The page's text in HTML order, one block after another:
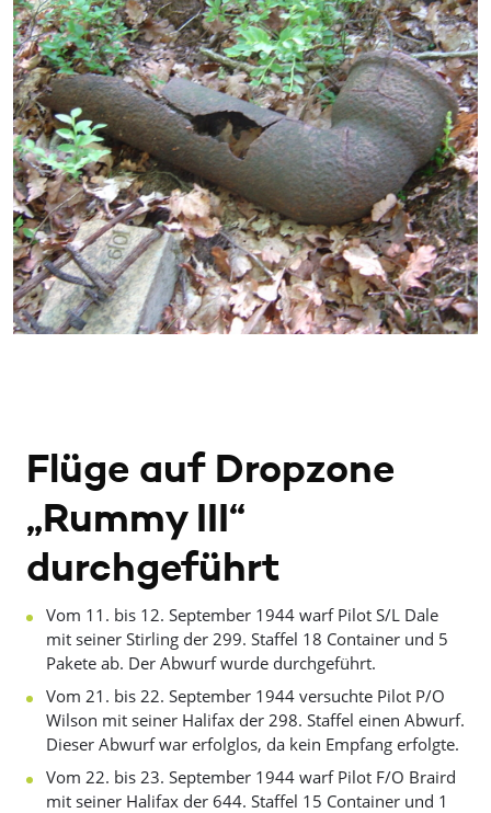
Flüge auf Dropzone
„Rummy III“
durchgeführt
Vom 11. bis 12. September 1944 warf Pilot S/L Dale
mit seiner Stirling der 299. Staffel 18 Container und 5
Pakete ab. Der Abwurf wurde durchgeführt.
Vom 21. bis 22. September 1944 versuchte Pilot P/O
Wilson mit seiner Halifax der 298. Staffel einen Abwurf.
Dieser Abwurf war erfolglos, da kein Empfang erfolgte.
Vom 22. bis 23. September 1944 warf Pilot F/O Braird
mit seiner Halifax der 644. Staffel 15 Container und 1